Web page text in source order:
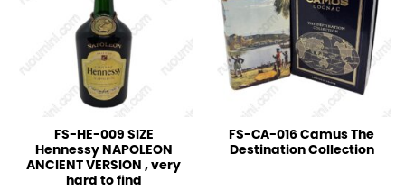
FS-HE-009 SIZE
Hennessy NAPOLEON
ANCIENT VERSION , very
hard to find
FS-CA-016 Camus The
Destination Collection